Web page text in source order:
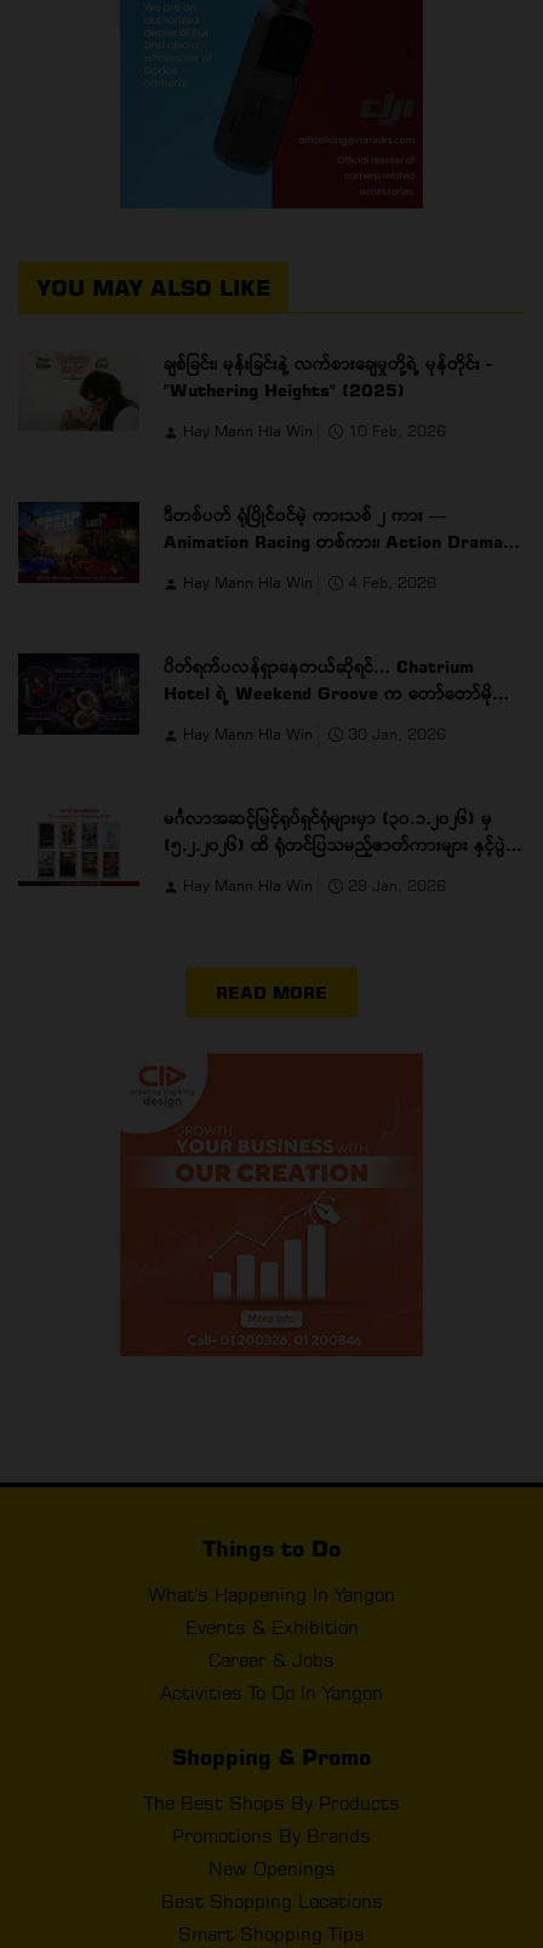
YOU MAY ALSO LIKE
ချစ်ခြင်း၊ မုန်းခြင်းနဲ့ လက်စားချေမှုတို့ရဲ့ မုန်တိုင်း -
"Wuthering Heights" (2025)
Hay Mann Hla Win 10 Feb, 2026
ဒီတစ်ပတ် ရုံပြိုင်ဝင်မဲ့ ကားသစ် ၂ ကား —
Animation Racing တစ်ကား၊ Action Drama
Hay Mann Hla Win 4 Feb, 2026
ပိတ်ရက်ပလန်ရှာနေတယ်ဆိုရင်… Chatrium
Hotel ရဲ့ Weekend Groove က တော်တော်မိုက်ပါ
Hay Mann Hla Win 30 Jan, 2026
မင်္ဂလာအဆင့်မြင့်ရုပ်ရှင်ရုံများမှာ (၃၀.၁.၂၀၂၆) မှ
(၅.၂.၂၀၂၆) ထိ ရုံတင်ပြသမည့်ဇာတ်ကားများ နှင့်ပွဲ
Hay Mann Hla Win 29 Jan, 2026
READ MORE
Things to Do
What's Happening In Yangon
Events & Exhibition
Career & Jobs
Activities To Do In Yangon
Shopping & Promo
The Best Shops By Products
Promotions By Brands
New Openings
Best Shopping Locations
Smart Shopping Tips